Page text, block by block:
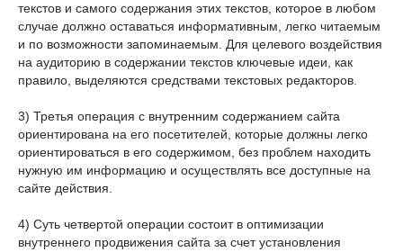
текстов и самого содержания этих текстов, которое в любом
случае должно оставаться информативным, легко читаемым
и по возможности запоминаемым. Для целевого воздействия
на аудиторию в содержании текстов ключевые идеи, как
правило, выделяются средствами текстовых редакторов.
3) Третья операция с внутренним содержанием сайта
ориентирована на его посетителей, которые должны легко
ориентироваться в его содержимом, без проблем находить
нужную им информацию и осуществлять все доступные на
сайте действия.
4) Суть четвертой операции состоит в оптимизации
внутреннего продвижения сайта за счет установления